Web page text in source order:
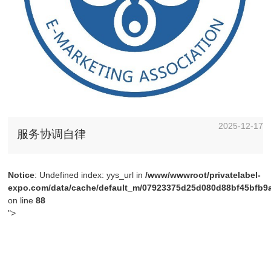
服务协调自律
2025-12-17
Notice: Undefined index: yys_url in/www/wwwroot/privatelabel-
expo.com/data/cache/default_m/
on line88
">